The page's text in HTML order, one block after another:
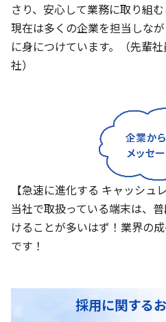
さり、安心して業務に取り組
現在は多くの企業を担当しな
に身につけています。（先輩
社）
【急速に進化する キャッシュ
当社で取扱っている端末は、
けることが多いはず！業界の
です！
採用に関する